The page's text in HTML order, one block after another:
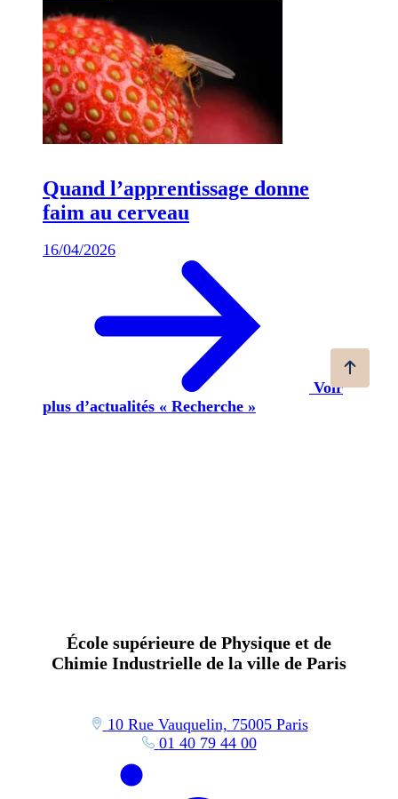
Quand l’apprentissage donne
faim au cerveau
16/04/2026
Voir
plus d’actualités « Recherche »
École supérieure de Physique et de
Chimie Industrielle de la ville de Paris
10 Rue Vauquelin, 75005 Paris
01 40 79 44 00